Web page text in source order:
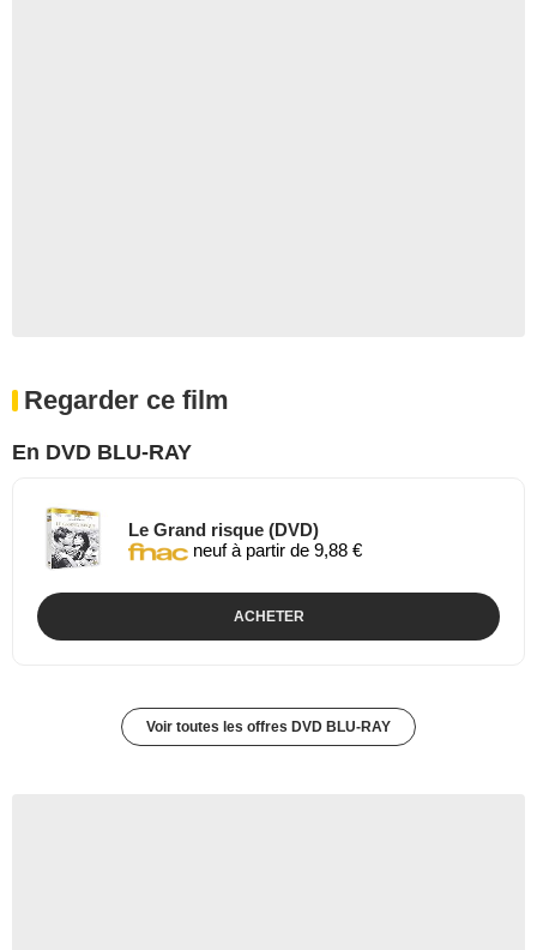
Regarder ce film
En DVD BLU-RAY
Le Grand risque (DVD)
neuf à partir de 9,88 €
ACHETER
Voir toutes les offres DVD BLU-RAY